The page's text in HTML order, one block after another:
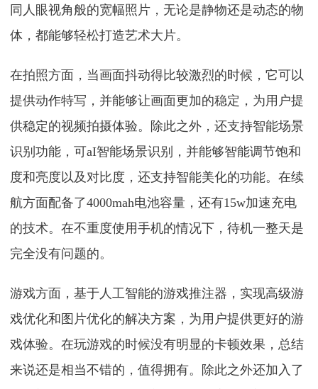
同人眼视角般的宽幅照片，无论是静物还是动态的物
体，都能够轻松打造艺术大片。
在拍照方面，当画面抖动得比较激烈的时候，它可以
提供动作特写，并能够让画面更加的稳定，为用户提
供稳定的视频拍摄体验。除此之外，还支持智能场景
识别功能，可aI智能场景识别，并能够智能调节饱和
度和亮度以及对比度，还支持智能美化的功能。在续
航方面配备了4000mah电池容量，还有15w加速充电
的技术。在不重度使用手机的情况下，待机一整天是
完全没有问题的。
游戏方面，基于人工智能的游戏推注器，实现高级游
戏优化和图片优化的解决方案，为用户提供更好的游
戏体验。在玩游戏的时候没有明显的卡顿效果，总结
来说还是相当不错的，值得拥有。除此之外还加入了